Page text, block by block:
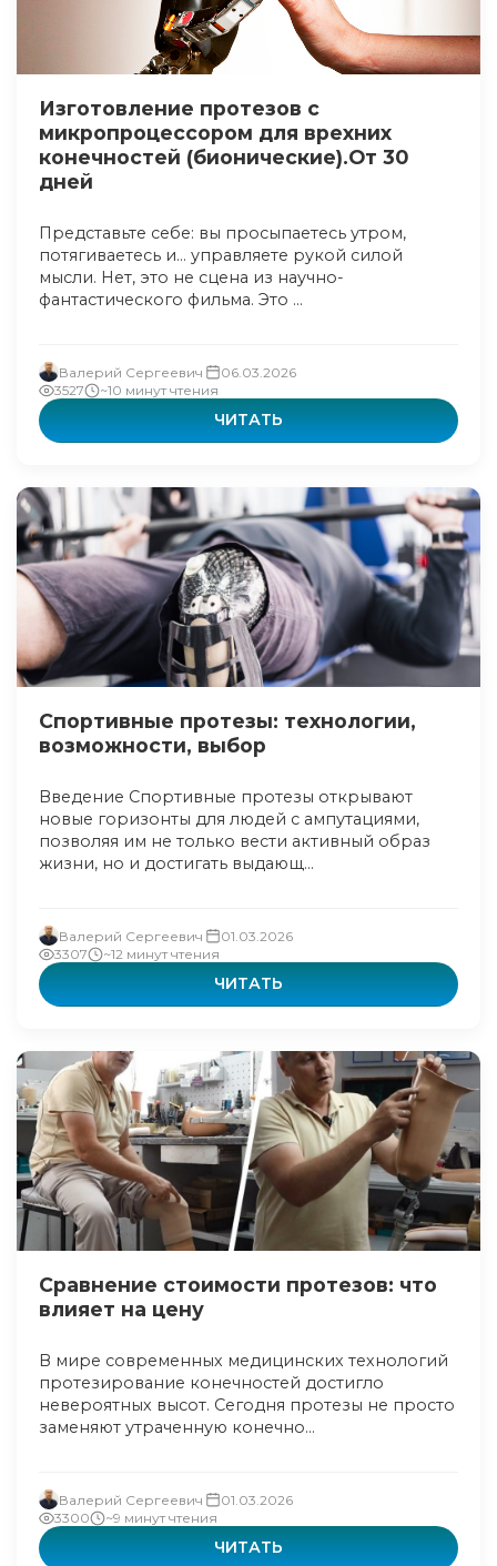
Изготовление протезов с
микропроцессором для врехних
конечностей (бионические).От 30
дней
Представьте себе: вы просыпаетесь утром,
потягиваетесь и… управляете рукой силой
мысли. Нет, это не сцена из научно-
фантастического фильма. Это ...
Валерий Сергеевич
06.03.2026
3527
~10 минут чтения
ЧИТАТЬ
Спортивные протезы: технологии,
возможности, выбор
Введение Спортивные протезы открывают
новые горизонты для людей с ампутациями,
позволяя им не только вести активный образ
жизни, но и достигать выдающ...
Валерий Сергеевич
01.03.2026
3307
~12 минут чтения
ЧИТАТЬ
Cравнение стоимости протезов: что
влияет на цену
В мире современных медицинских технологий
протезирование конечностей достигло
невероятных высот. Сегодня протезы не просто
заменяют утраченную конечно...
Валерий Сергеевич
01.03.2026
3300
~9 минут чтения
ЧИТАТЬ